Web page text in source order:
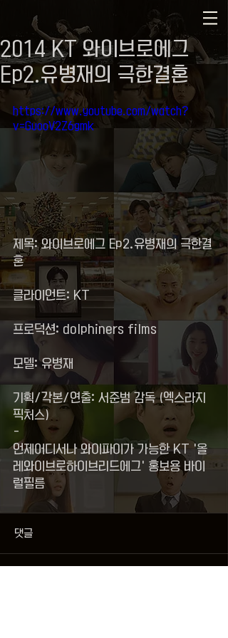
2014 KT 와이브로에그
Ep2.유병재의 극한결혼
https://www.youtube.com/watch?
v=GuooV2Z6gmk
제목: 와이브로에그 Ep2.유병재의 극한결
혼
클라이언트: KT
프로덕션: dolphiners films
모델: 유병재
기획/각본/연출: 서준범 감독 (엑스라지
픽처스)
-
언제어디서나 와이파이가 가능한 KT '올
레와이브로하이브리드에그' 홍보용 바이
럴필름
댓글